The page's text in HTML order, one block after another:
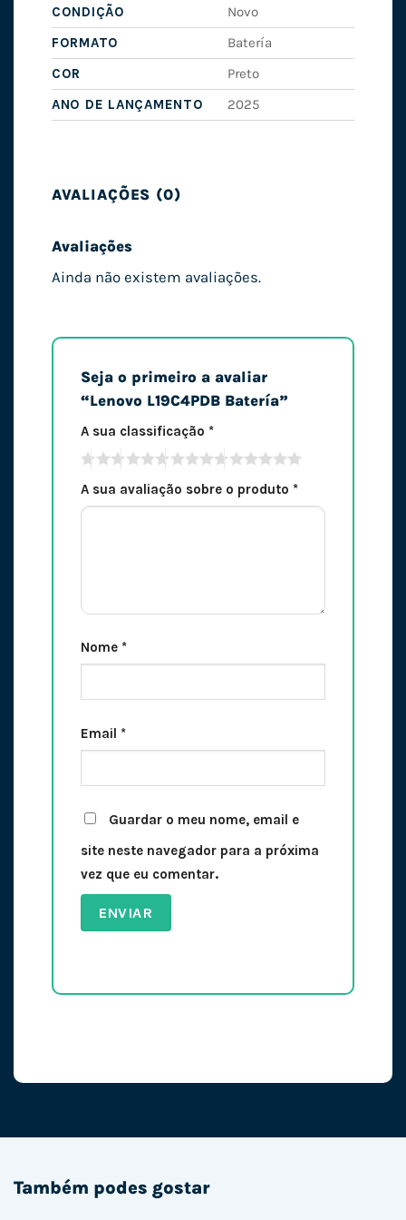
CONDIÇÃO
Novo
FORMATO
Batería
COR
Preto
ANO DE LANÇAMENTO
2025
AVALIAÇÕES (0)
Avaliações
Ainda não existem avaliações.
Seja o primeiro a avaliar
“Lenovo L19C4PDB Batería”
A sua classificação *
A sua avaliação sobre o produto *
Nome *
Email *
Guardar o meu nome, email e
site neste navegador para a próxima
vez que eu comentar.
Também podes gostar